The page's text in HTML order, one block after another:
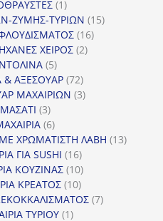
11
προϊόν
ΖΥΜΗΣ-ΤΥΡΙΩΝ 1515
1616
ΧΕΙΡΟΣ 22
55
προϊόντα
& ΑΞΕΣΟΥΑΡ 7272
προϊόντα
ΜΑΧΑΙΡΙΩΝ 33
ΜΑΣΑΤΙ 33
προϊόντα
66
προϊόντα
ΜΕ ΧΡΩΜΑΤΙΣΤΗ ΛΑΒΗ 1313
ΓΙΑ SUSHI 1616
προϊόντα
ΚΟΥΖΙΝΑΣ 1010
προϊόντα
ΚΡΕΑΤΟΣ 1010
προϊόντα
77
ΤΥΡΙΟΥ 11